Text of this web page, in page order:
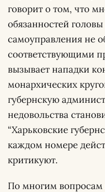
говорит о том, что
обязанностей
самоуправления не
соответствующими
вызывает нападки
монархических
губернскую
недовольства
“Харьковские
каждом номере
критикуют.
По многим вопросам